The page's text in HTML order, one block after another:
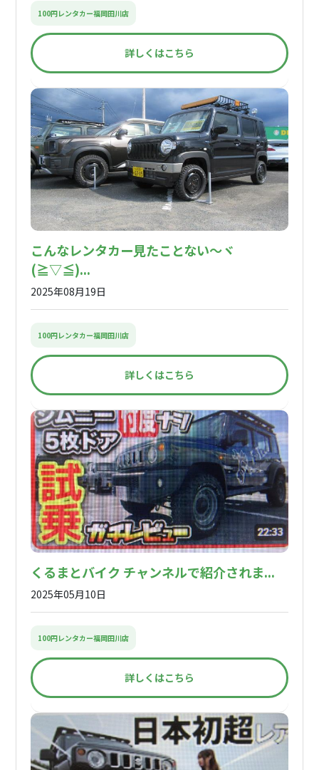
100円レンタカー福岡田川店
詳しくはこちら
こんなレンタカー見たことない〜ヾ
(≧▽≦)...
2025年08月19日
100円レンタカー福岡田川店
詳しくはこちら
くるまとバイク チャンネルで紹介されま...
2025年05月10日
100円レンタカー福岡田川店
詳しくはこちら